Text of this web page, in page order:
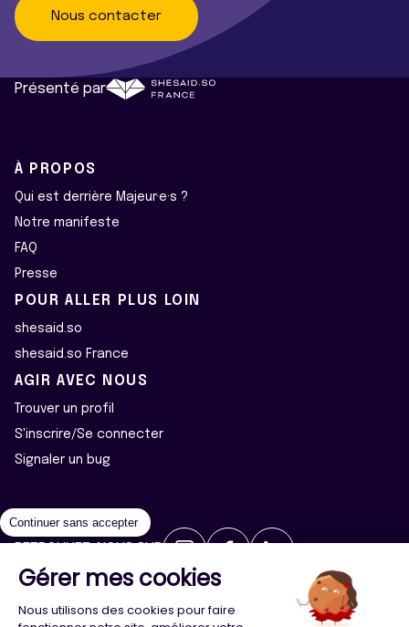
Nous contacter
Présenté par
À PROPOS
Qui est derrière Majeur·e·s ?
Notre manifeste
FAQ
Presse
POUR ALLER PLUS LOIN
shesaid.so
shesaid.so France
AGIR AVEC NOUS
Trouver un profil
S'inscrire/Se connecter
Signaler un bug
2026 ©Majeur·e·s - Tous droits réservés
Politique de confidentialité
Cookies
Continuer sans accepter
Gérer mes cookies
Nous utilisons des cookies pour faire